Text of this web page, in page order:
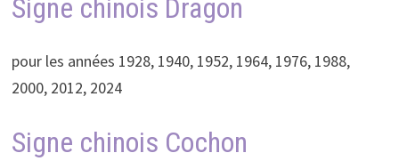
Signe chinois Dragon
pour les années 1928, 1940, 1952, 1964, 1976, 1988,
2000, 2012, 2024
Signe chinois Cochon